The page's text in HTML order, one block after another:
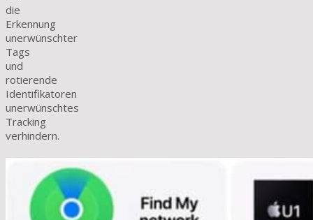
die
Erkennung
unerwünschter
Tags
und
rotierende
Identifikatoren
unerwünschtes
Tracking
verhindern.